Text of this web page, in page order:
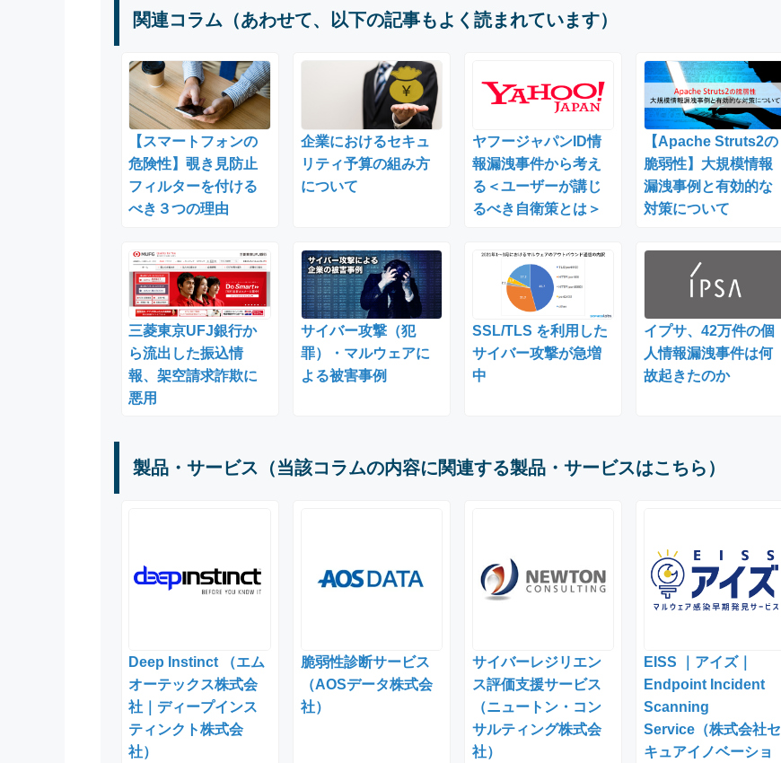
関連コラム（あわせて、以下の記事もよく読まれています）
【スマートフォンの
危険性】覗き見防止
フィルターを付ける
べき３つの理由
企業におけるセキュ
リティ予算の組み方
について
ヤフージャパンID情
報漏洩事件から考え
る＜ユーザーが講じ
るべき自衛策とは＞
【Apache Struts2の
脆弱性】大規模情報
漏洩事例と有効的な
対策について
三菱東京UFJ銀行か
ら流出した振込情
報、架空請求詐欺に
悪用
サイバー攻撃（犯
罪）・マルウェアに
よる被害事例
SSL/TLS を利用した
サイバー攻撃が急増
中
イプサ、42万件の個
人情報漏洩事件は何
故起きたのか
製品・サービス（当該コラムの内容に関連する製品・サービスはこちら）
Deep Instinct （エム
オーテックス株式会
社｜ディープインス
ティンクト株式会
社）
脆弱性診断サービス
（AOSデータ株式会
社）
サイバーレジリエン
ス評価支援サービス
（ニュートン・コン
サルティング株式会
社）
EISS ｜アイズ｜
Endpoint Incident
Scanning
Service（株式会社セ
キュアイノベーショ